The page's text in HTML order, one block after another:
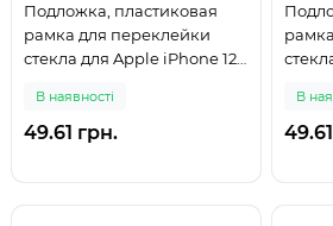
Подложка, пластиковая
рамка для переклейки
стекла для Apple iPhone 12
В наявності
49.61 грн.
В